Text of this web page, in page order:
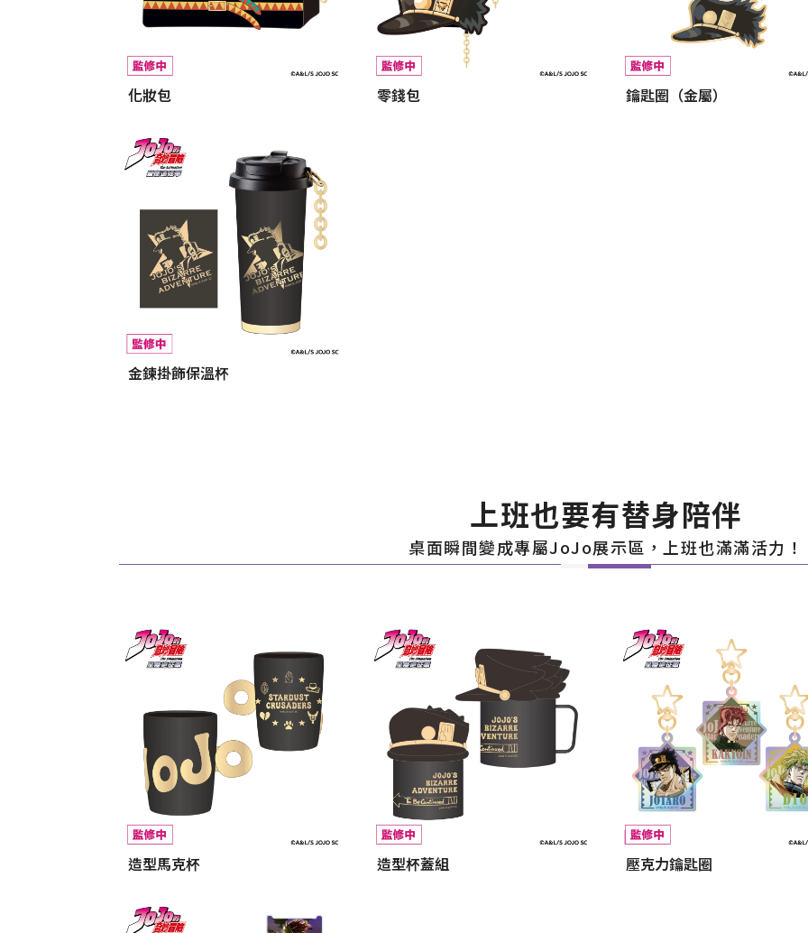
化妝包 零錢包 鑰匙圈（金屬）
金鍊掛飾保溫杯
上班也要有替身陪伴
桌面瞬間變成專屬JoJo展示區，上班也滿滿活力！
造型馬克杯 造型杯蓋組 壓克力鑰匙圈